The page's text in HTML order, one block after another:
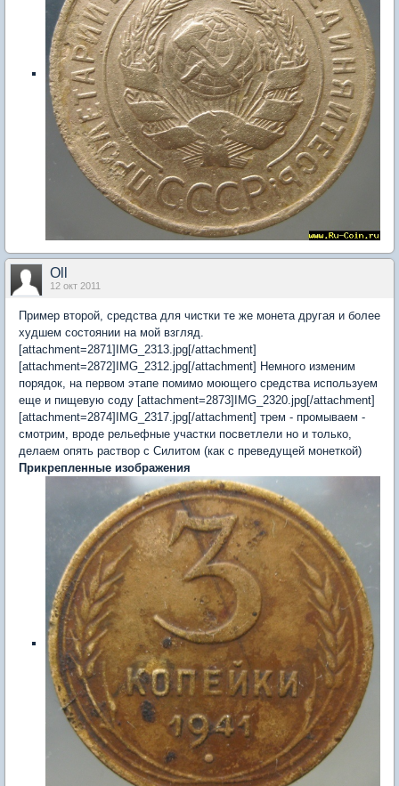
Oll
12 окт 2011
Пример второй, средства для чистки те же монета другая и более
худшем состоянии на мой взгляд.
[attachment=2871]IMG_2313.jpg[/attachment]
[attachment=2872]IMG_2312.jpg[/attachment] Немного изменим
порядок, на первом этапе помимо моющего средства используем
еще и пищевую соду [attachment=2873]IMG_2320.jpg[/attachment]
[attachment=2874]IMG_2317.jpg[/attachment] трем - промываем -
смотрим, вроде рельефные участки посветлели но и только,
делаем опять раствор с Силитом (как с преведущей монеткой)
Прикрепленные изображения